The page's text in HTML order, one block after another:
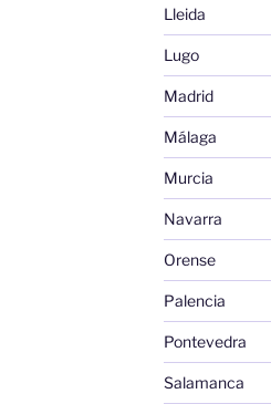
Lleida
Lugo
Madrid
Málaga
Murcia
Navarra
Orense
Palencia
Pontevedra
Salamanca